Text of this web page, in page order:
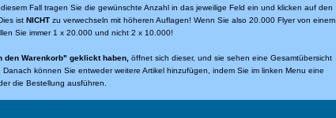
Fall tragen Sie die gewünschte Anzahl in das jeweilige Feld ein und klicken auf den
ist NICHT zu verwechseln mit höheren Auflagen! Wenn Sie also 20.000 Flyer von einem
Sie immer 1 x 20.000 und nicht 2 x 10.000!
den Warenkorb" geklickt haben, öffnet sich dieser, und sie sehen eine Gesamtübersicht
Danach können Sie entweder weitere Artikel hinzufügen, indem Sie im linken Menu eine
die Bestellung ausführen.